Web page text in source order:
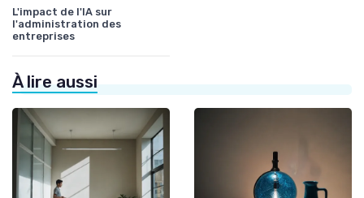
L'impact de l'IA sur
l'administration des
entreprises
À lire aussi